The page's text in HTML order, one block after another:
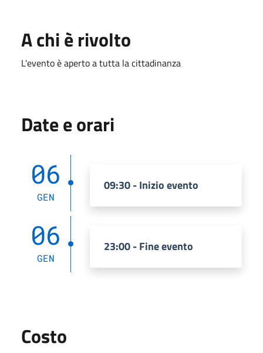
A chi è rivolto
L'evento è aperto a tutta la cittadinanza
Date e orari
06
GEN
09:30 - Inizio evento
06
GEN
23:00 - Fine evento
Costo